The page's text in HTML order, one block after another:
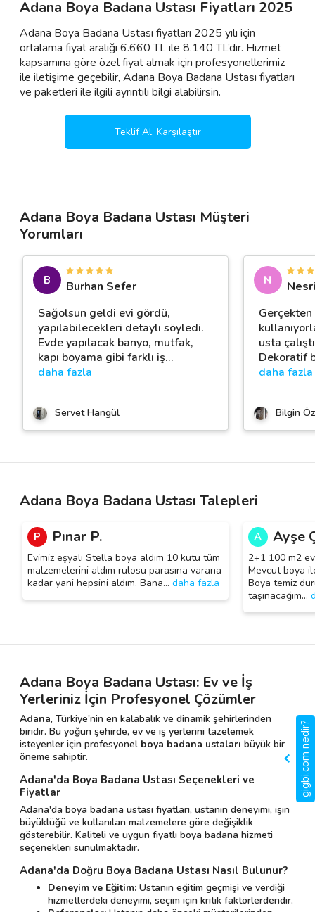
Adana Boya Badana Ustası Fiyatları 2025
Adana Boya Badana Ustası fiyatları 2025 yılı için
ortalama fiyat aralığı 6.660 TL ile 8.140 TL’dir. Hizmet
kapsamına göre özel fiyat almak için profesyonellerimiz
ile iletişime geçebilir, Adana Boya Badana Ustası fiyatları
ve paketleri ile ilgili ayrıntılı bilgi alabilirsin.
Teklif Al, Karşılaştır
Adana Boya Badana Ustası Müşteri
Yorumları
B
Burhan Sefer
Sağolsun geldi evi gördü,
yapılabilecekleri detaylı söyledi.
Evde yapılacak banyo, mutfak,
kapı boyama gibi farklı iş…
daha fazla
Servet Hangül
N
usta
Dekoratif
daha fazla
Bilgin
Adana Boya Badana Ustası Talepleri
P Pınar P.
Evimiz eşyalı Stella boya aldım 10 kutu tüm
malzemelerini aldım rulosu parasına varana
kadar yani hepsini aldım. Bana… daha fazla
A Ayşe
2+1 100 m2
Mevcut boya
Boya temiz
taşınacağım…
Adana Boya Badana Ustası: Ev ve İş
Yerleriniz İçin Profesyonel Çözümler
Adana, Türkiye'nin en kalabalık ve dinamik şehirlerinden
biridir. Bu yoğun şehirde, ev ve iş yerlerini tazelemek
isteyenler için profesyonel boya badana ustaları büyük bir
öneme sahiptir.
Adana'da Boya Badana Ustası Seçenekleri ve
Fiyatlar
Adana'da boya badana ustası fiyatları, ustanın deneyimi, işin
büyüklüğü ve kullanılan malzemelere göre değişiklik
gösterebilir. Kaliteli ve uygun fiyatlı boya badana hizmeti
seçenekleri sunulmaktadır.
Adana'da Doğru Boya Badana Ustası Nasıl Bulunur?
Deneyim ve Eğitim: Ustanın eğitim geçmişi ve verdiği
hizmetlerdeki deneyimi, seçim için kritik faktörlerdendir.
gigbi.com nedir?